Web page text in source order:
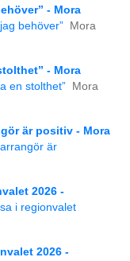
- Mora
behöver”
Mora
- Mora
en stolthet”
Mora
är positiv - Mora
är
2026 -
i regionvalet
2026 -